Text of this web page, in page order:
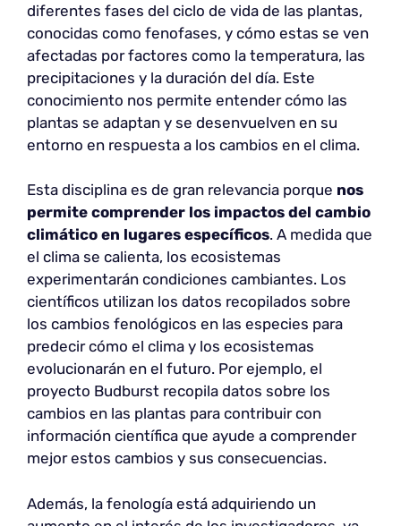
diferentes fases del ciclo de vida de las plantas,
conocidas como fenofases, y cómo estas se ven
afectadas por factores como la temperatura, las
precipitaciones y la duración del día. Este
conocimiento nos permite entender cómo las
plantas se adaptan y se desenvuelven en su
entorno en respuesta a los cambios en el clima.
Esta disciplina es de gran relevancia porque nos
permite comprender los impactos del cambio
climático en lugares específicos. A medida que
el clima se calienta, los ecosistemas
experimentarán condiciones cambiantes. Los
científicos utilizan los datos recopilados sobre
los cambios fenológicos en las especies para
predecir cómo el clima y los ecosistemas
evolucionarán en el futuro. Por ejemplo, el
proyecto Budburst recopila datos sobre los
cambios en las plantas para contribuir con
información científica que ayude a comprender
mejor estos cambios y sus consecuencias.
Además, la fenología está adquiriendo un